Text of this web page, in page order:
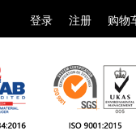
登录 注册 购物